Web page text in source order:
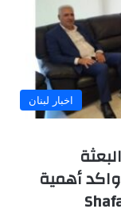
اخبار لبنان
أهمية